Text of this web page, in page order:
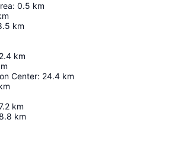
: 0.5 km
km
km
Center: 24.4 km
km
km